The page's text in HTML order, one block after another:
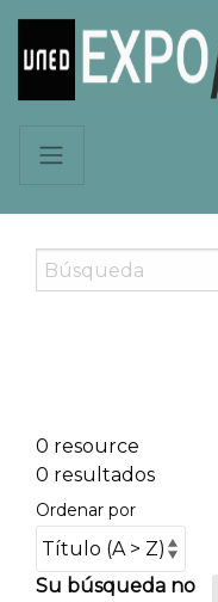
0 resource
0 resultados
Ordenar por
Su búsqueda no